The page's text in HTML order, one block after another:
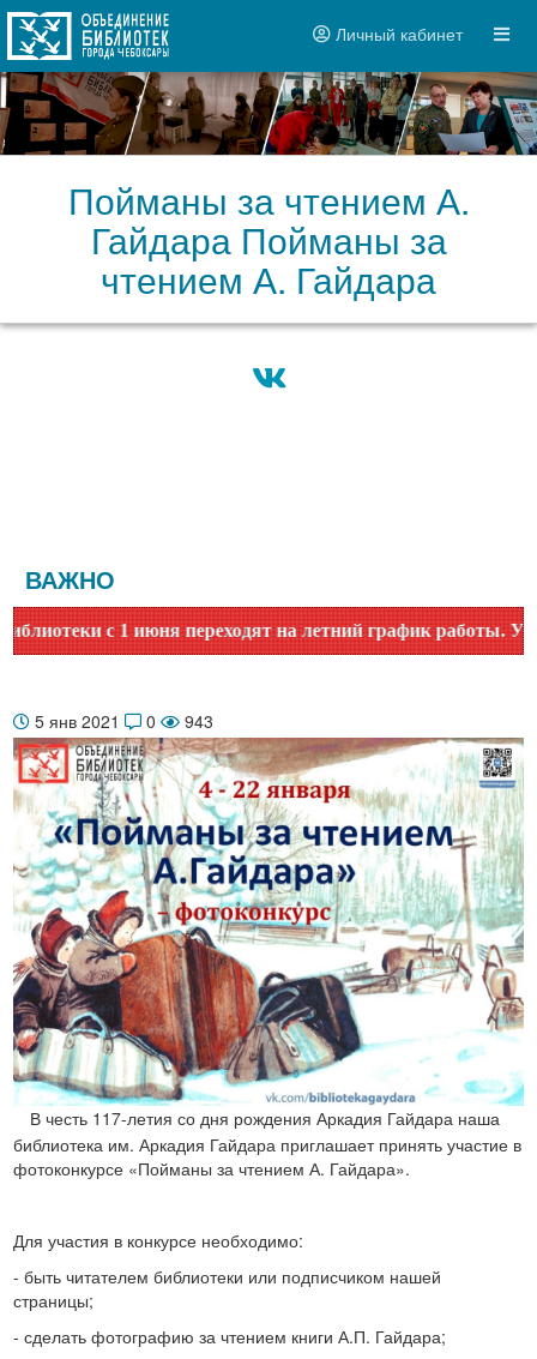
Личный кабинет
Пойманы за чтением А.
Гайдара Пойманы за
чтением А. Гайдара
ВАЖНО
с 1 июня переходят на летний график работы.
5 янв 2021 0 943
В честь 117-летия со дня рождения Аркадия Гайдара наша
библиотека им. Аркадия Гайдара приглашает принять участие в
фотоконкурсе «Пойманы за чтением А. Гайдара».
Для участия в конкурсе необходимо:
- быть читателем библиотеки или подписчиком нашей
страницы;
- сделать фотографию за чтением книги А.П. Гайдара;